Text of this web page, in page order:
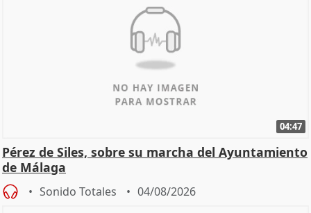
04:47
Pérez de Siles, sobre su marcha del Ayuntamiento
de Málaga
Sonido Totales 04/08/2026